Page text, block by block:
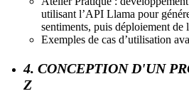
utilisant l’API Llama pour
sentiments, puis déploiement de
Exemples de cas d’utilisation
4. CONCEPTION D'UN
Z